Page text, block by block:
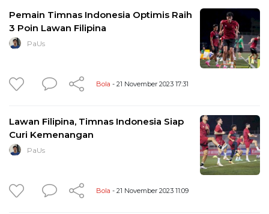
Pemain Timnas Indonesia Optimis Raih
3 Poin Lawan Filipina
PaUs
Bola - 21 November 2023 17:31
Lawan Filipina, Timnas Indonesia Siap
Curi Kemenangan
PaUs
Bola - 21 November 2023 11:09